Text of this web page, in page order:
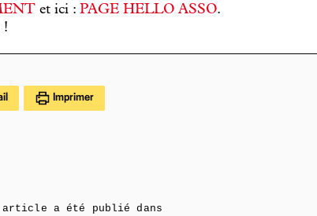
et ici : PAGE HELLO ASSO.
!
Imprimer
article a été publié dans